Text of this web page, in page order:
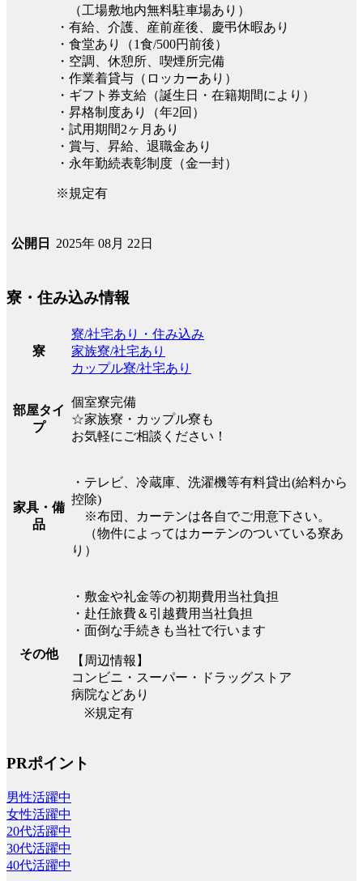
（工場敷地内無料駐車場あり）
・有給、介護、産前産後、慶弔休暇あり
・食堂あり（1食/500円前後）
・空調、休憩所、喫煙所完備
・作業着貸与（ロッカーあり）
・ギフト券支給（誕生日・在籍期間により）
・昇格制度あり（年2回）
・試用期間2ヶ月あり
・賞与、昇給、退職金あり
・永年勤続表彰制度（金一封）
※規定有
公開日 2025年 08月 22日
寮・住み込み情報
寮
寮/社宅あり・住み込み
家族寮/社宅あり
カップル寮/社宅あり
部屋タイ
プ
個室寮完備
☆家族寮・カップル寮も
お気軽にご相談ください！
家具・備
品
・テレビ、冷蔵庫、洗濯機等有料貸出(給料から
控除)
※布団、カーテンは各自でご用意下さい。
（物件によってはカーテンのついている寮あ
り）
その他
・敷金や礼金等の初期費用当社負担
・赴任旅費＆引越費用当社負担
・面倒な手続きも当社で行います
【周辺情報】
コンビニ・スーパー・ドラッグストア
病院などあり
※規定有
PRポイント
男性活躍中
女性活躍中
20代活躍中
30代活躍中
40代活躍中